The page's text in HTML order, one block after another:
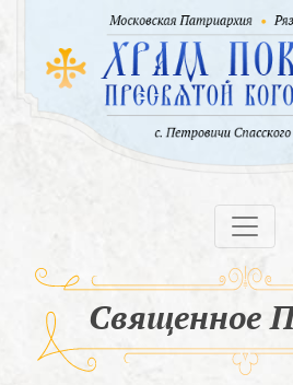
Священное